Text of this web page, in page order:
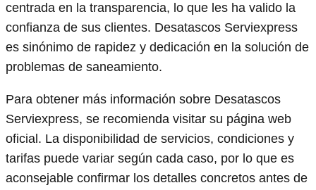
centrada en la transparencia, lo que les ha valido la
confianza de sus clientes. Desatascos Serviexpress
es sinónimo de rapidez y dedicación en la solución de
problemas de saneamiento.
Para obtener más información sobre Desatascos
Serviexpress, se recomienda visitar su página web
oficial. La disponibilidad de servicios, condiciones y
tarifas puede variar según cada caso, por lo que es
aconsejable confirmar los detalles concretos antes de